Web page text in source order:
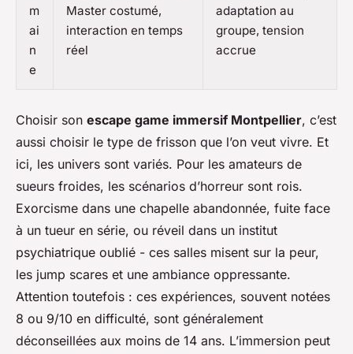
m
ai
n
e
Master costumé,
interaction en temps
réel
adaptation au
groupe, tension
accrue
Choisir son escape game immersif Montpellier, c’est
aussi choisir le type de frisson que l’on veut vivre. Et
ici, les univers sont variés. Pour les amateurs de
sueurs froides, les scénarios d’horreur sont rois.
Exorcisme dans une chapelle abandonnée, fuite face
à un tueur en série, ou réveil dans un institut
psychiatrique oublié - ces salles misent sur la peur,
les jump scares et une ambiance oppressante.
Attention toutefois : ces expériences, souvent notées
8 ou 9/10 en difficulté, sont généralement
déconseillées aux moins de 14 ans. L’immersion peut